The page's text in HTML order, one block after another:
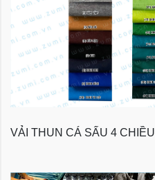
VẢI THUN CÁ SẤU 4 CHIỀU